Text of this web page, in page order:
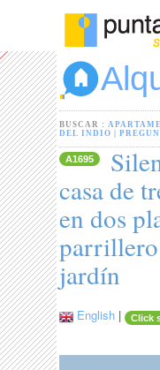
BUSCAR :
DEL INDIO
|
A1695
casa de
en dos
jardín
English | Click